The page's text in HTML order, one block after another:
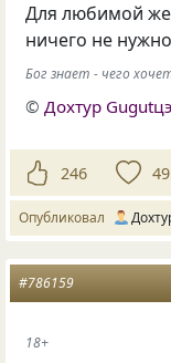
Для любимой
ничего не
Бог знает - чего
©Дохтур
246 49
Опубликовал
#786159
18+